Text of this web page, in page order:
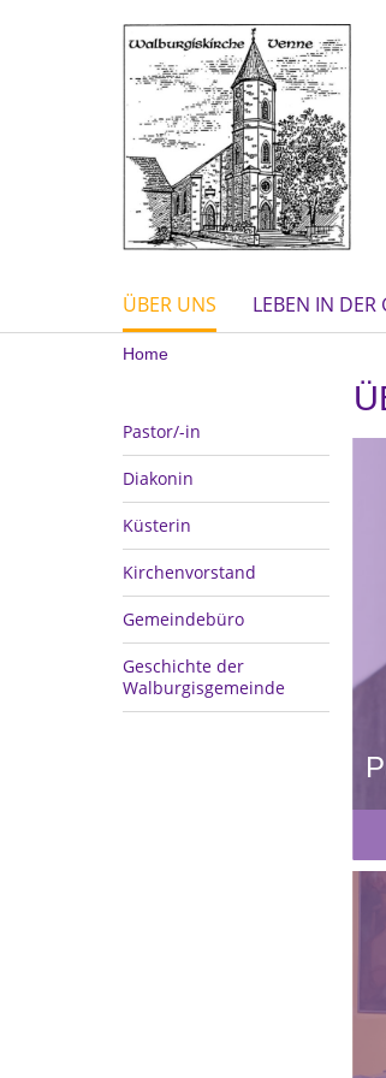
ÜBER UNS LEBEN IN DER
Home
Pastor/-in
Diakonin
Küsterin
Kirchenvorstand
Gemeindebüro
Geschichte der
Walburgisgemeinde